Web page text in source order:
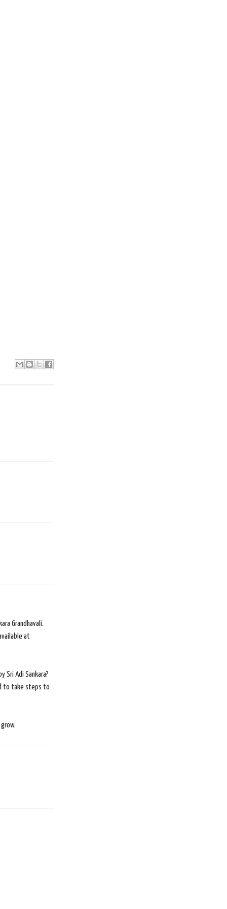
Grandhavali.
at
Sri Adi Sankara?
to take steps to